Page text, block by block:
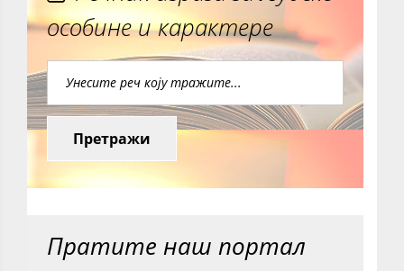
особине и карактере
Претражи
Пратите наш портал